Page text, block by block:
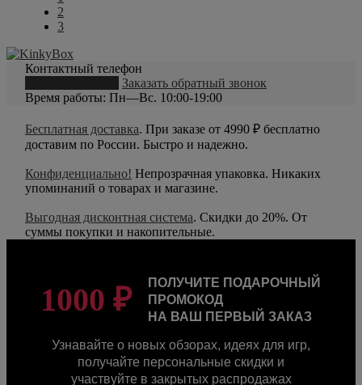
2
3
Контактный телефон
Заказать обратный звонок
Время работы: Пн—Вс. 10:00-19:00
Бесплатная доставка. При заказе от 4990 ₽ бесплатно
доставим по России. Быстро и надежно.
Конфиденциально! Непрозрачная упаковка. Никаких
упоминаний о товарах и магазине.
Выгодная дисконтная система. Скидки до 20%. От
суммы покупки и накопительные.
1000 ₽
ПОЛУЧИТЕ ПОДАРОЧНЫЙ
ПРОМОКОД
НА ВАШ ПЕРВЫЙ ЗАКАЗ
Узнавайте о новых обзорах, идеях для игр,
получайте персональные скидки и
участвуйте в закрытых распродажах